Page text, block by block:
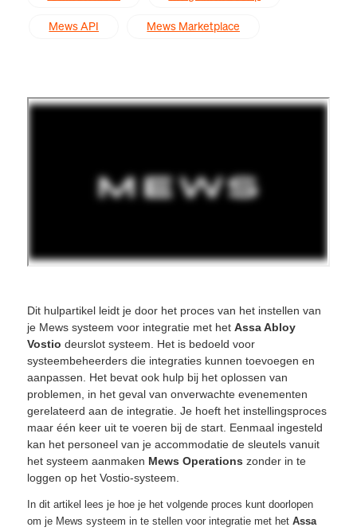
Mews API
Mews Marketplace
Dit hulpartikel leidt je door het proces van het instellen van
je Mews systeem voor integratie met hetAssa Abloy
Vostio deurslot systeem. Het is bedoeld voor
systeembeheerders die integraties kunnen toevoegen en
aanpassen. Het bevat ook hulp bij het oplossen van
problemen, in het geval van onverwachte evenementen
gerelateerd aan de integratie. Je hoeft het instellingsproces
maar één keer uit te voeren bij de start. Eenmaal ingesteld
kan het personeel van je accommodatie de sleutels vanuit
het systeem aanmaken Mews Operations zonder in te
loggen op het Vostio-systeem.
In dit artikel lees je hoe je het volgende proces kunt doorlopen
om je Mews systeem in te stellen voor integratie met hetAssa